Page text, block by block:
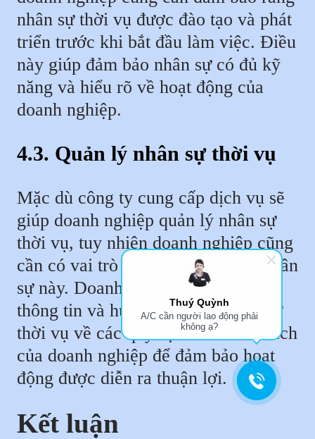
nhân sự thời vụ được đào tạo và phát
triển trước khi bắt đầu làm việc. Điều
này giúp đảm bảo nhân sự có đủ kỹ
năng và hiểu rõ về hoạt động của
doanh nghiệp.
4.3. Quản lý nhân sự thời vụ
Mặc dù công ty cung cấp dịch vụ sẽ
giúp doanh nghiệp quản lý nhân sự
thời vụ, tuy nhiên doanh nghiệp cũng
cần có vai trò trong việc quản lý nhân
sự này. Doanh nghiệp cần cung cấp
thông tin và hướng dẫn cho nhân sự
thời vụ về các quy định và chính sách
của doanh nghiệp để đảm bảo hoạt
động được diễn ra thuận lợi.
Kết luận
Thuý Quỳnh
A/C cần người lao động phải
không ạ?